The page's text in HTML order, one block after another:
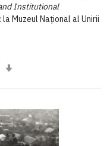
Institutional
Muzeul Național al Unirii